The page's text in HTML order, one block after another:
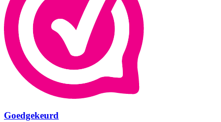
Goedgekeurd